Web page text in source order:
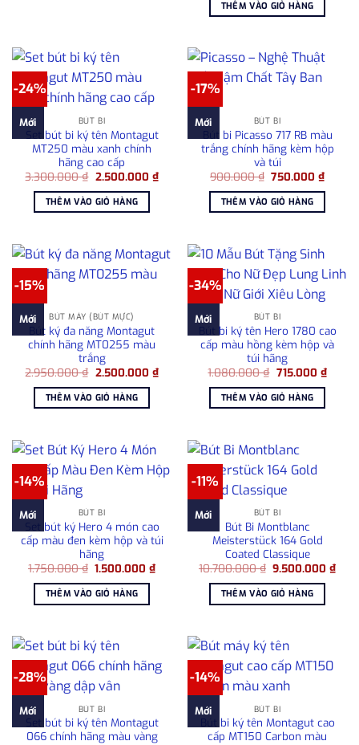
715.000 ₫.
THÊM VÀO GIỎ HÀNG
-24%
Mới BÚT BI
Set bút bi ký tên Montagut
MT250 màu xanh chính
hãng cao cấp
3.300.000₫ Giá
là:
3.300.000 ₫.
2.500.000 ₫Giá
hiện
2.500.000 ₫.
THÊM VÀO GIỎ HÀNG
-17%
Mới BÚT BI
Bút bi Picasso 717 RB màu
trắng chính hãng kèm hộp
và túi
900.000₫ Giá
là:
900.000 ₫.
750.000₫Giá
hiện
THÊM VÀO GIỎ HÀNG
-15%
Mới BÚT MÁY (BÚT MỰC)
Bút ký đa năng Montagut
chính hãng MT0255 màu
trắng
2.950.000₫ Giá
là:
2.950.000 ₫.
2.500.000 ₫Giá
hiện
2.500.000 ₫.
THÊM VÀO GIỎ HÀNG
-34%
Mới BÚT BI
Bút bi ký tên Hero 1780 cao
cấp màu hồng kèm hộp và
túi hãng
1.080.000₫ Giá
là:
1.080.000 ₫.
715.000 ₫Giá
hiện
THÊM VÀO GIỎ HÀNG
-14%
Mới BÚT BI
Set bút ký Hero 4 món cao
cấp màu đen kèm hộp và túi
hãng
1.750.000₫ Giá
là:
1.750.000 ₫.
1.500.000₫Giá
1.500.000 ₫.
THÊM VÀO GIỎ HÀNG
-11%
Mới BÚT BI
Bút Bi Montblanc
Meisterstück 164 Gold
Coated Classique
10.700.000₫ Giá
là:
10.700.000 ₫.
9.500.000₫Giá
THÊM VÀO GIỎ HÀNG
-28%
Mới BÚT BI
Set bút bi ký tên Montagut
066 chính hãng màu vàng
-14%
Mới BÚT BI
Bút bi ký tên Montagut cao
cấp MT150 Carbon màu